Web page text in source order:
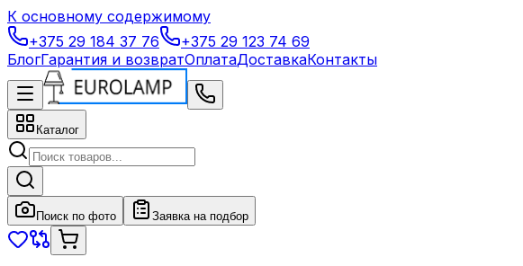
К основному содержимому
+375 29 184 37 76
+375 29 123 74 69
БлогГарантия и возвратОплатаДоставкаКонтакты
Каталог
Поиск по фото Заявка на подбор